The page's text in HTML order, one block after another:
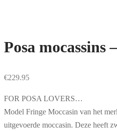
Posa mocassins
€229.95
FOR POSA LOVERS…
Model Fringe Moccasin van het
uitgevoerde moccasin. Deze heeft